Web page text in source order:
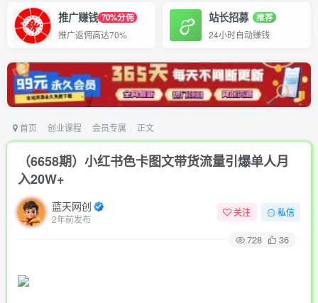
推广赚钱 70%分佣
推广返佣高达70%
站长招募
推荐
24小时自动赚钱
首页 创业课程 会员专属 正文
（6658期）小红书色卡图文带货流量引爆单人月
入20W+
蓝天网创
2年前发布
关注 私信
728 36